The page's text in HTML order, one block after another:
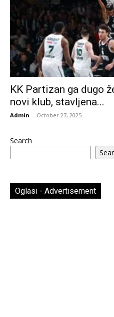
KK Partizan ga dugo
novi klub, stavljena...
Admin - October 27, 2025
Search
Oglasi - Advertisement